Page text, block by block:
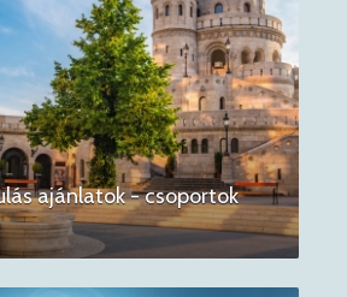
ajánlatok - csoportok